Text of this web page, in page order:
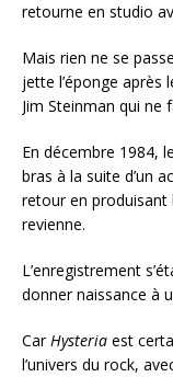
retourne en studio
Mais rien ne se
jette l’éponge après
Jim Steinman qui ne
En décembre 1984,
bras à la suite d’un
retour en produisant
revienne.
L’enregistrement
donner naissance à
CarHysteria est
l’univers du rock,